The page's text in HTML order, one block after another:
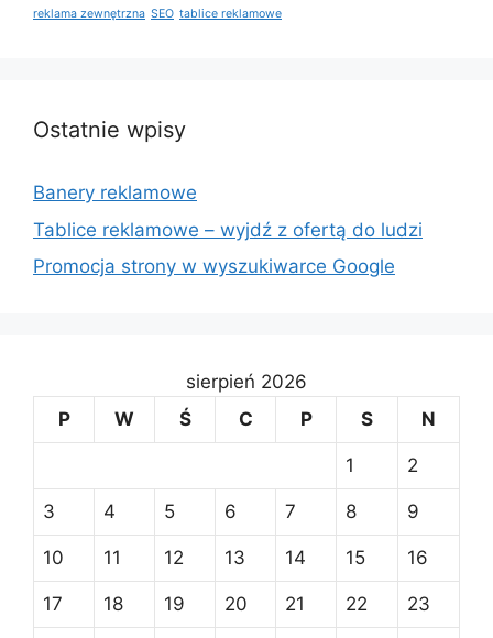
reklama zewnętrzna SEO tablice reklamowe
Ostatnie wpisy
Banery reklamowe
Tablice reklamowe – wyjdź z ofertą do ludzi
Promocja strony w wyszukiwarce Google
sierpień 2026
P
W Ś C P S N
1 2
3 4 5 6 7 8 9
10 11 12 13 14 15 16
17 18 19 20 21 22 23